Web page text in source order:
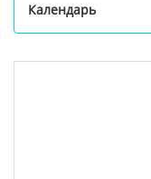
Календарь